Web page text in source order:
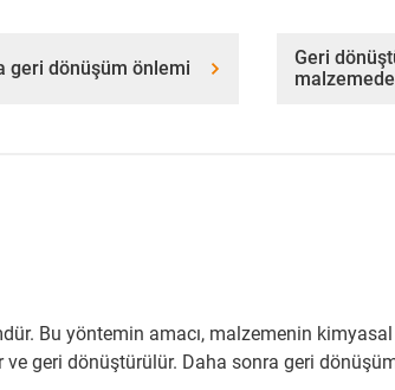
geri dönüşüm önlemi
Geri
Bu yöntemin amacı, malzemenin kimyasal
ve geri dönüştürülür. Daha sonra geri